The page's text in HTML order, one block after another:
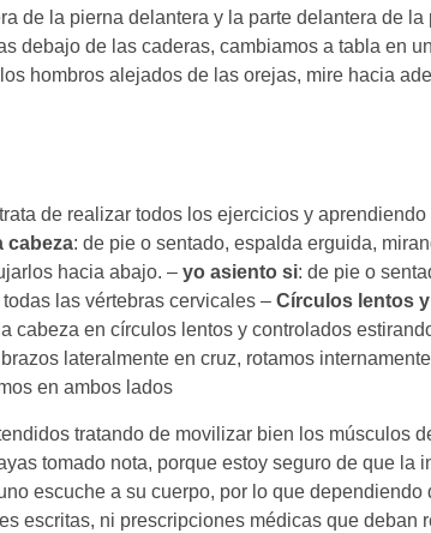
de la pierna delantera y la parte delantera de la
debajo de las caderas, cambiamos a tabla en
hombros alejados de las orejas, mire hacia
de realizar todos los ejercicios y
cabeza: de pie o sentado, espalda erguida,
hacia abajo. – yo asiento si: de pie o
las vértebras cervicales – Círculos lentos
en círculos lentos y controlados
lateralmente en cruz, rotamos
en ambos lados
tratando de movilizar bien los músculos
tomado nota, porque estoy seguro de que la
escuche a su cuerpo, por lo que dependiendo
escritas, ni prescripciones médicas que deban